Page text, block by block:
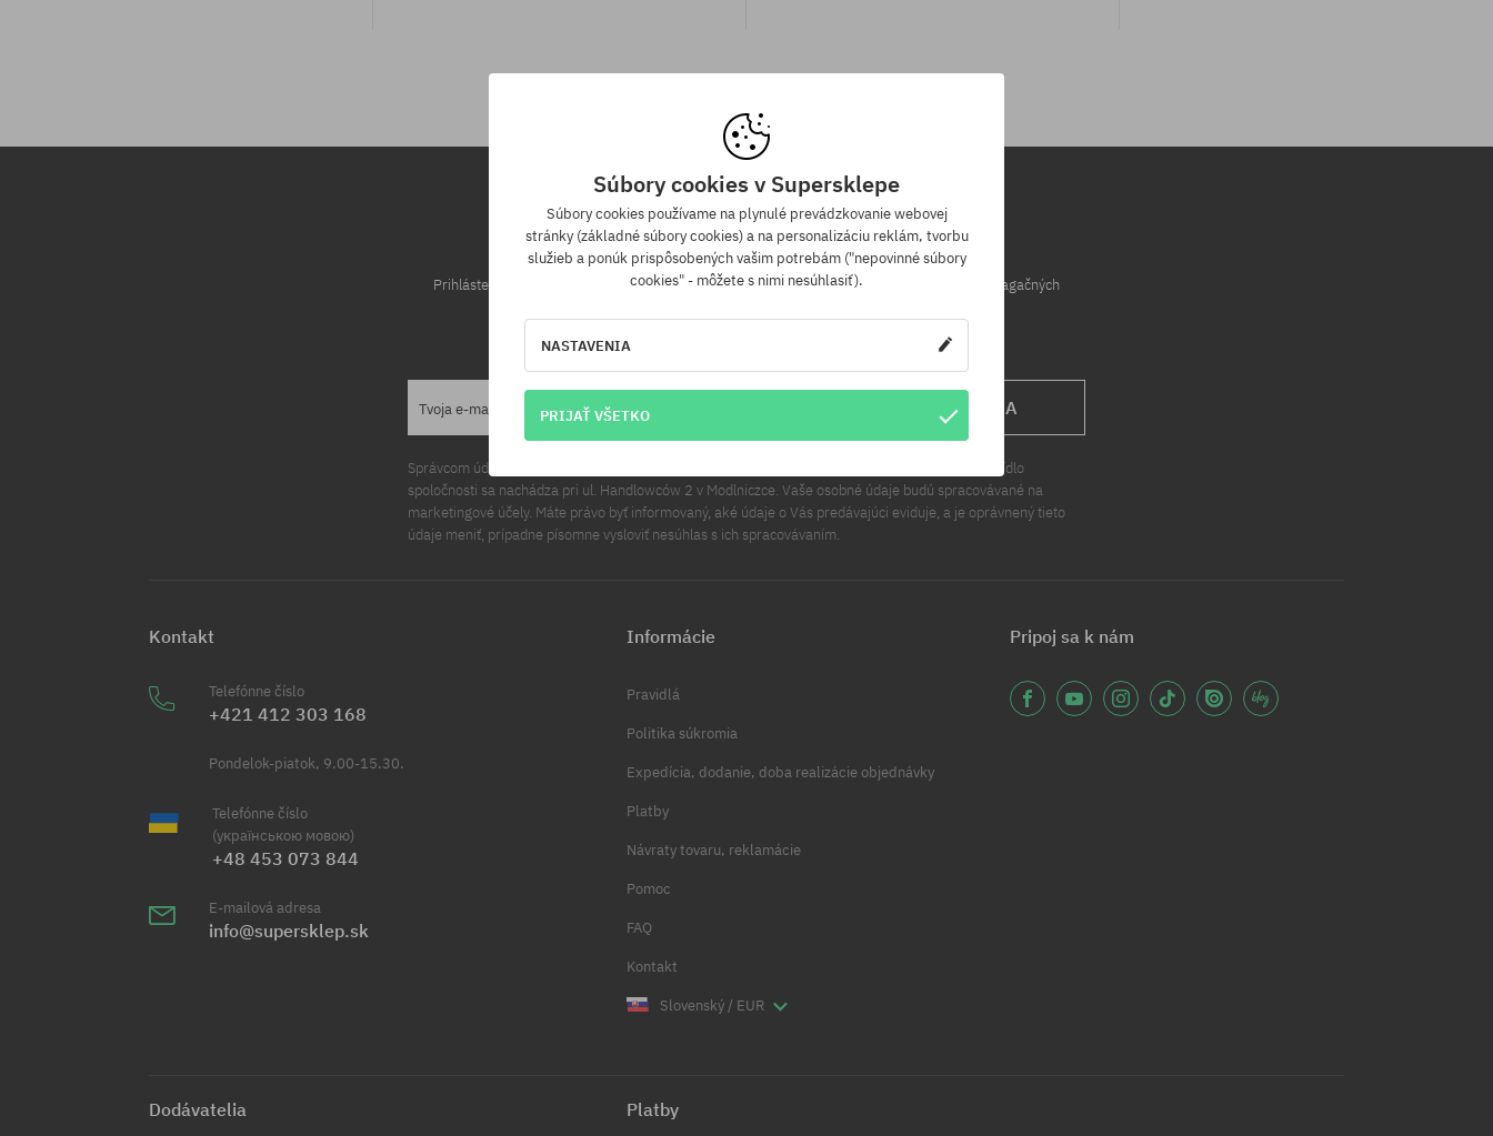
Newsletter
Prihláste sa na odber nášho newsletteru a ako prvý sa dozviete o nových produktoch a propagačných
Tvoja e-mailová adresa PRIHLÁS SA
Správcom údajov sa na účely tohto vyhlásenia rozumie Cool Sport Distribution sp. z o.o. Hlavné sídlo
spoločnosti sa nachádza pri ul. Handlowców 2 v Modlniczce. Vaše osobné údaje budú spracovávané na
marketingové účely. Máte právo byť informovaný, aké údaje o Vás predávajúci eviduje, a je oprávnený tieto
údaje meniť, prípadne písomne vysloviť nesúhlas s ich spracovávaním.
Kontakt
Telefónne číslo
+421 412 303 168
Pondelok-piatok, 9.00-15.30.
Telefónne číslo
(українською мовою)
+48 453 073 844
E-mailová adresa
info@supersklep.sk
Informácie
Pravidlá
Politika súkromia
Expedícia, dodanie, doba realizácie objednávky
Platby
Návraty tovaru, reklamácie
Pomoc
FAQ
Kontakt
Slovenský / EUR
Pripoj sa k nám
Dodávatelia Platby
Súbory cookies v Supersklepe
Súbory cookies používame na plynulé prevádzkovanie webovej
stránky (základné súbory cookies) a na personalizáciu reklám, tvorbu
služieb a ponúk prispôsobených vašim potrebám ("nepovinné súbory
cookies" - môžete s nimi nesúhlasiť).
NASTAVENIA
PRIJAŤ VŠETKO